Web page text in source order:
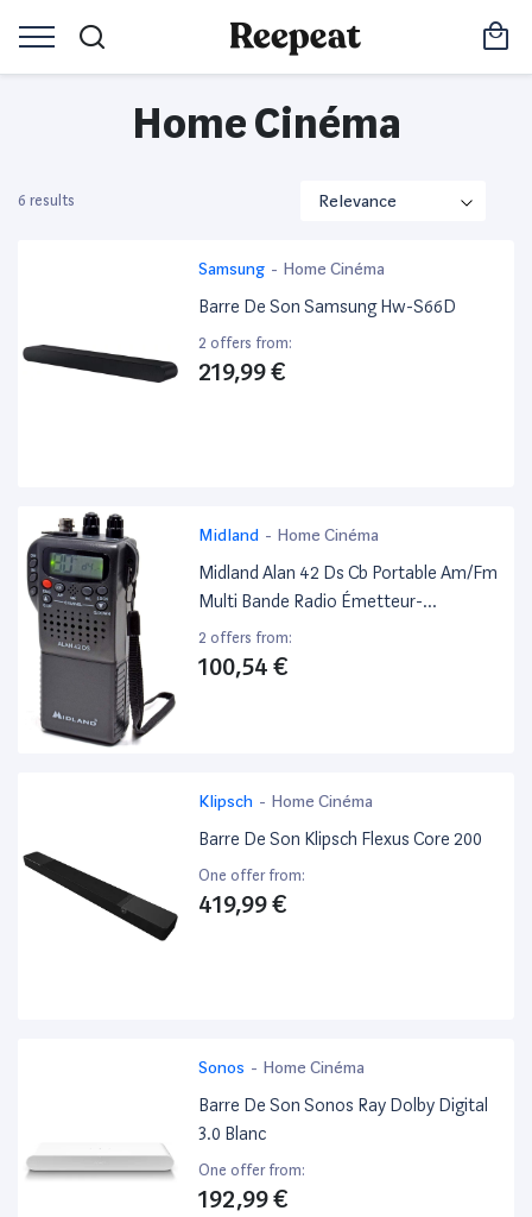
Home Cinéma
6 results
Samsung - Home Cinéma
Barre De Son Samsung Hw-S66D
2 offers from:
219,99 €
Midland - Home Cinéma
Midland Alan 42 Ds Cb Portable Am/Fm
Multi Bande Radio Émetteur-
Récepteur Pour Tous Les Pays De L'Ue,
Avec Prise Accessoire 2 Pin, Squelch
2 offers from:
100,54 €
Klipsch - Home Cinéma
Barre De Son Klipsch Flexus Core 200
One offer from:
419,99 €
Sonos - Home Cinéma
Barre De Son Sonos Ray Dolby Digital
3.0 Blanc
One offer from:
192,99 €